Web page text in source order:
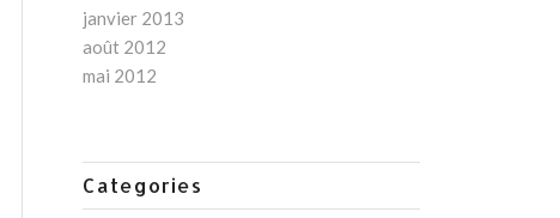
janvier 2013
août 2012
mai 2012
Categories